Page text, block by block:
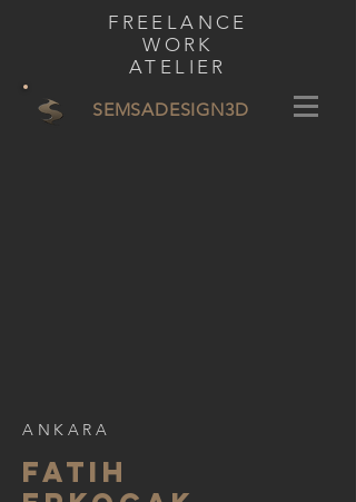
FREELANCE
WORK
ATELIER
SEMSADESIGN3D
ANKARA
FATIH